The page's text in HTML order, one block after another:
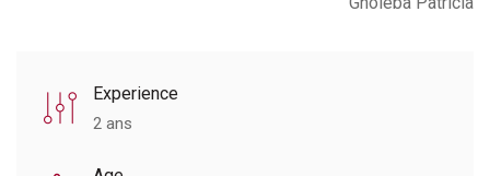
Experience
2 ans